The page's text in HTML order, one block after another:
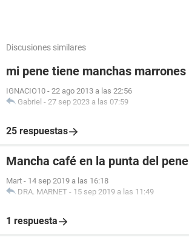
Discusiones similares
mi pene tiene manchas marrones
IGNACIO10 - 22 ago 2013 a las 22:56
Gabriel - 27 sep 2023 a las 07:59
25 respuestas
Mancha café en la punta del pene
Mart - 14 sep 2019 a las 16:18
DRA. MARNET - 15 sep 2019 a las 11:49
1 respuesta